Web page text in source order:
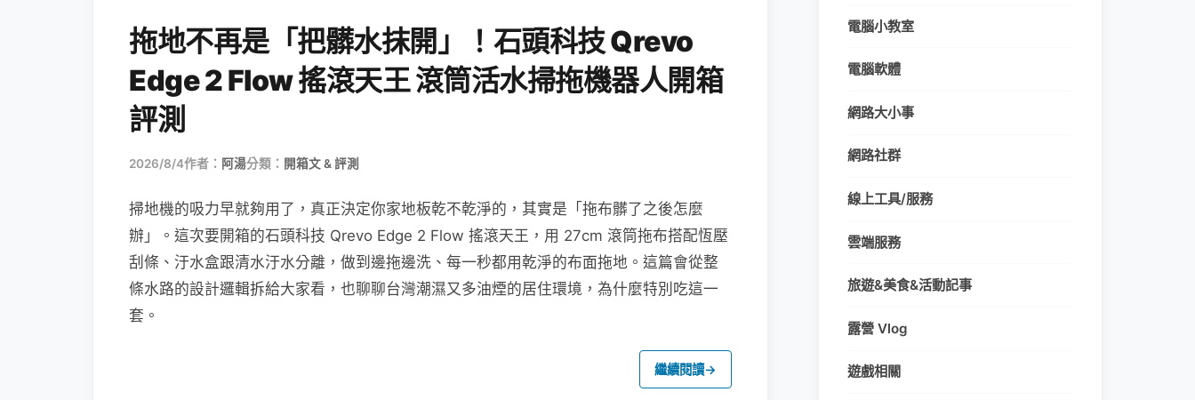
拖地不再是「把髒水抹開」！石頭科技 Qrevo
Edge 2 Flow 搖滾天王 滾筒活水掃拖機器人開箱
評測
2026/8/4作者： 阿湯分類： 開箱文 & 評測
掃地機的吸力早就夠用了，真正決定你家地板乾不乾淨的，其實是「拖布髒了之後怎麼
辦」。這次要開箱的石頭科技 Qrevo Edge 2 Flow 搖滾天王，用 27cm 滾筒拖布搭配恆壓
刮條、汙水盒跟清水汙水分離，做到邊拖邊洗、每一秒都用乾淨的布面拖地。這篇會從整
條水路的設計邏輯拆給大家看，也聊聊台灣潮濕又多油煙的居住環境，為什麼特別吃這一
套。
繼續閱讀→
電腦小教室
電腦軟體
網路大小事
網路社群
線上工具/服務
雲端服務
旅遊&美食&活動記事
露營 Vlog
遊戲相關